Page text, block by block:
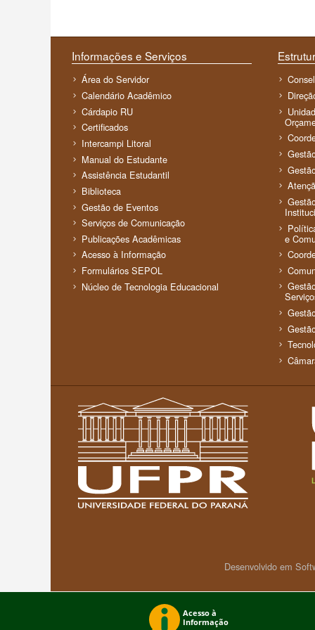
Informações e Serviços
Área do Servidor
Calendário Acadêmico
Cárdapio RU
Certificados
Intercampi Litoral
Manual do Estudante
Assistência Estudantil
Biblioteca
Gestão de Eventos
Serviços de Comunicação
Publicações Acadêmicas
Acesso à Informação
Formulários SEPOL
Núcleo de Tecnologia Educacional
e
Desenvolvido em